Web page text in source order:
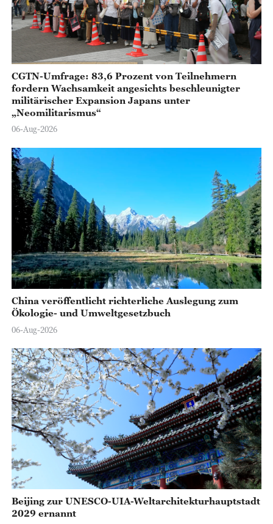
d
e
o
CGTN-Umfrage: 83,6 Prozent von Teilnehmern
fordern Wachsamkeit angesichts beschleunigter
militärischer Expansion Japans unter
„Neomilitarismus“
06-Aug-2026
China veröffentlicht richterliche Auslegung zum
Ökologie- und Umweltgesetzbuch
06-Aug-2026
Beijing zur UNESCO-UIA-Weltarchitekturhauptstadt
2029 ernannt